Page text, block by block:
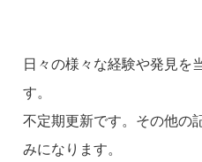
日々の様々な経験や発見を
す。
不定期更新です。その他の
みになります。